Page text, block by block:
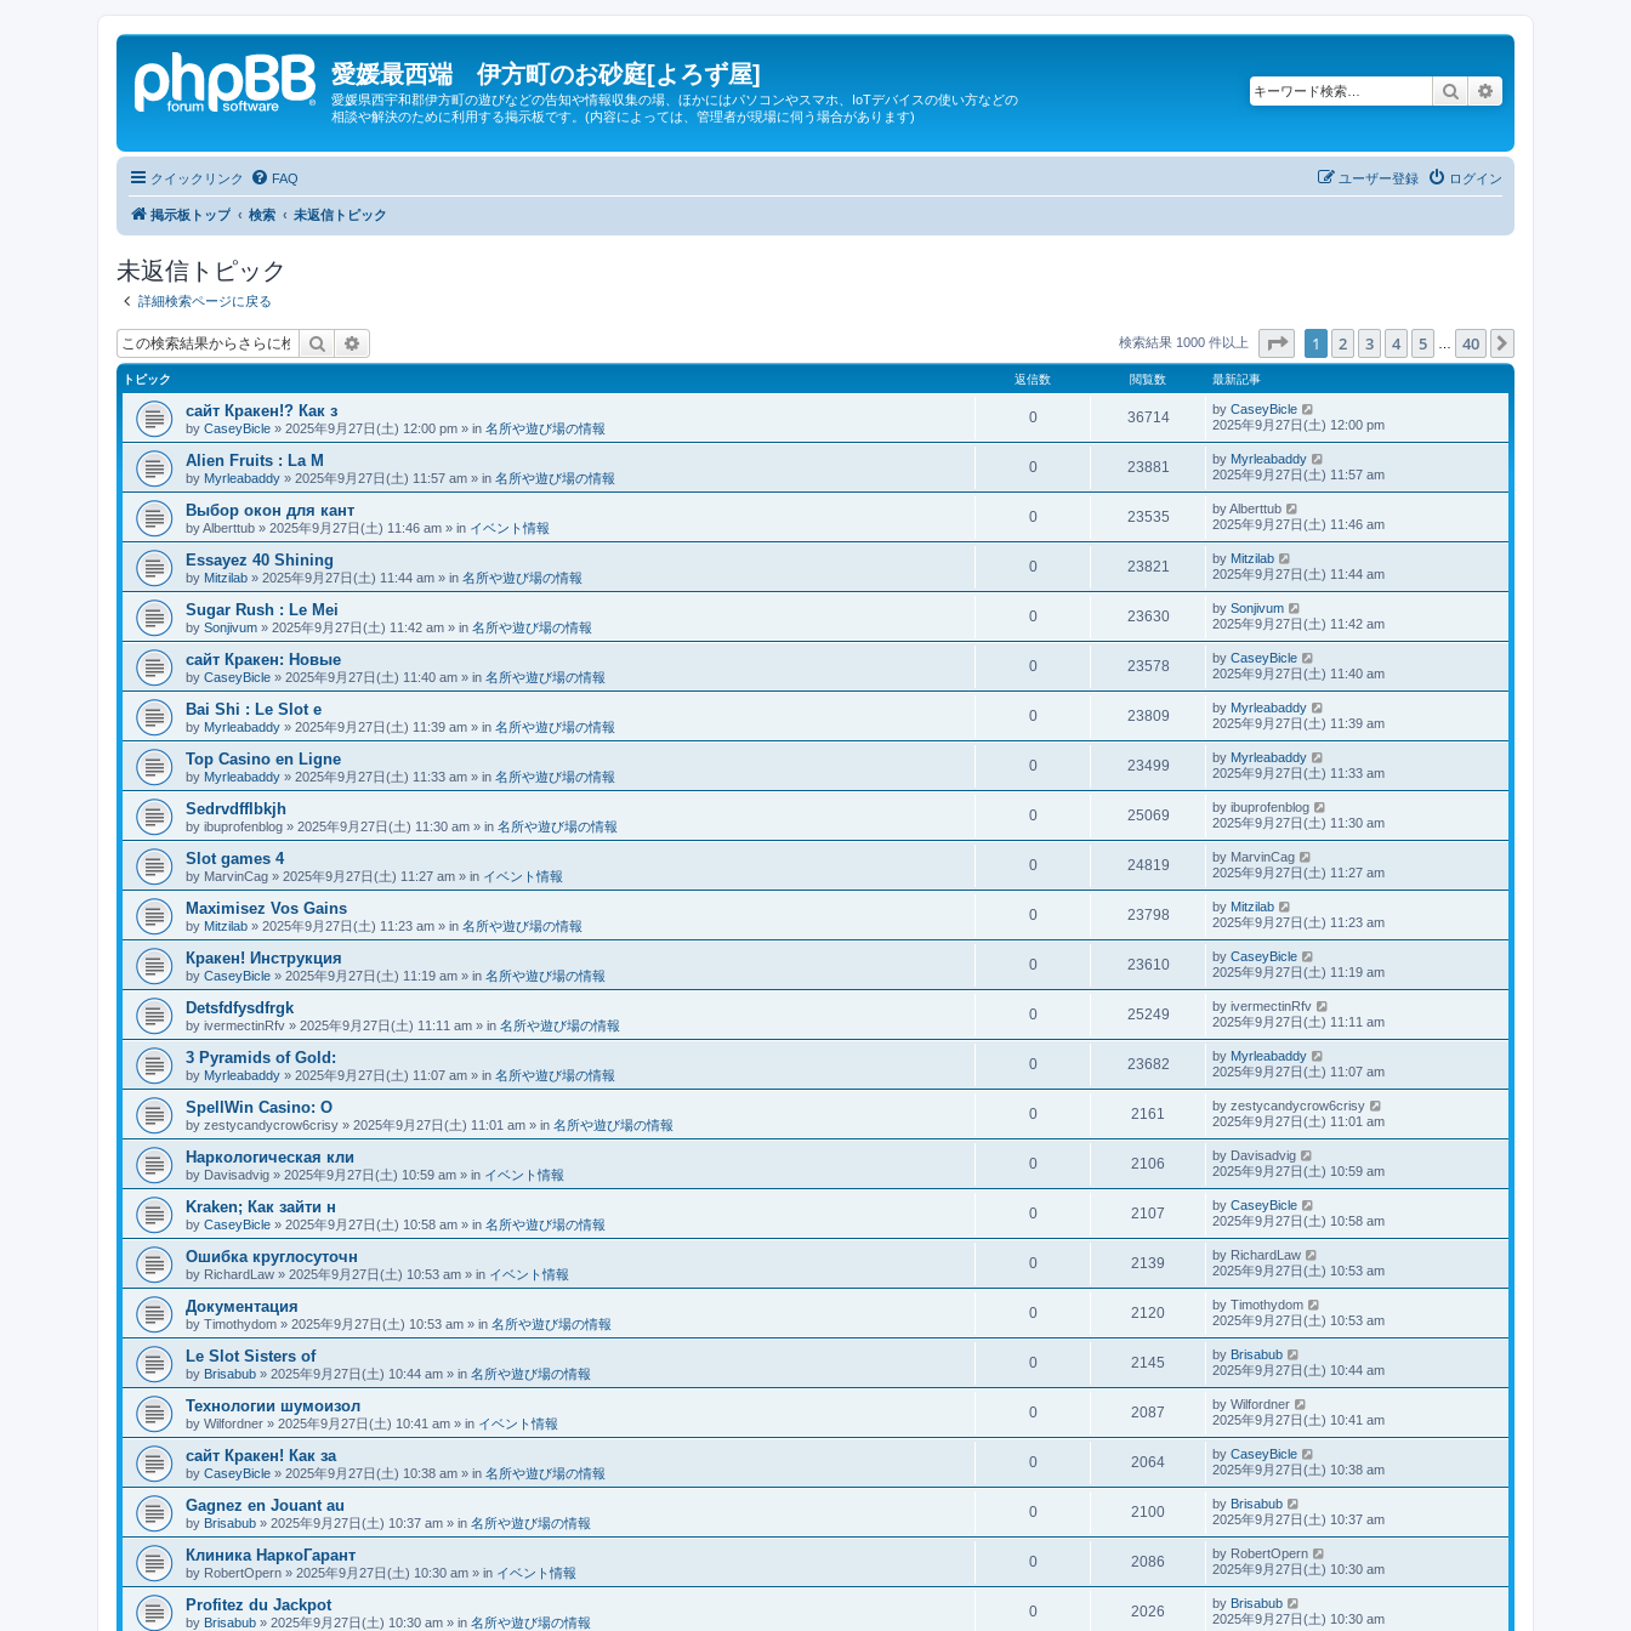
愛媛最西端 伊方町のお砂庭[よろず屋]
愛媛県西宇和郡伊方町の遊びなどの告知や情報収集の場、ほかにはパソコンやスマホ、IoTデバイスの使い方などの
相談や解決のために利用する掲示板です。(内容によっては、管理者が現場に伺う場合があります)
検索
クイックリンク FAQ ログイン
ユーザー登録
掲示板トップ 検索 未返信トピック
未返信トピック
詳細検索ページに戻る
検索 検索結果 1000 件以上 ページ 1 ／40
1 2 3 4 5 40
トピック 返信数 閲覧数 最新記事
сайт Кракен!? Как з
by CaseyBicle » 2025年9月27日(土) 12:00 pm » in 名所や遊び場の情報
0 36714 by CaseyBicle
2025年9月27日(土) 12:00 pm
Alien Fruits : La M
by Myrleabaddy » 2025年9月27日(土) 11:57 am » in 名所や遊び場の情報
0 23881 by Myrleabaddy
2025年9月27日(土) 11:57 am
Выбор окон для кант
byAlberttub » 2025年9月27日(土) 11:46 am » in イベント情報
0 23535 byAlberttub
2025年9月27日(土) 11:46 am
Essayez 40 Shining
by Mitzilab » 2025年9月27日(土) 11:44 am » in 名所や遊び場の情報
0 23821 by Mitzilab
2025年9月27日(土) 11:44 am
Sugar Rush : Le Mei
by Sonjivum » 2025年9月27日(土) 11:42 am » in 名所や遊び場の情報
0 23630 by Sonjivum
2025年9月27日(土) 11:42 am
сайт Кракен: Новые
by CaseyBicle » 2025年9月27日(土) 11:40 am » in 名所や遊び場の情報
0 23578 by CaseyBicle
2025年9月27日(土) 11:40 am
Bai Shi : Le Slot e
by Myrleabaddy » 2025年9月27日(土) 11:39 am » in 名所や遊び場の情報
0 23809 by Myrleabaddy
2025年9月27日(土) 11:39 am
Top Casino en Ligne
by Myrleabaddy » 2025年9月27日(土) 11:33 am » in 名所や遊び場の情報
0 23499 by Myrleabaddy
2025年9月27日(土) 11:33 am
Sedrvdfflbkjh
by ibuprofenblog » 2025年9月27日(土) 11:30 am » in 名所や遊び場の情報
0 25069 by ibuprofenblog
2025年9月27日(土) 11:30 am
Slot games 4
by MarvinCag » 2025年9月27日(土) 11:27 am » in イベント情報
0 24819 by MarvinCag
2025年9月27日(土) 11:27 am
Maximisez Vos Gains
by Mitzilab » 2025年9月27日(土) 11:23 am » in 名所や遊び場の情報
0 23798 by Mitzilab
2025年9月27日(土) 11:23 am
Кракен! Инструкция
by CaseyBicle » 2025年9月27日(土) 11:19 am » in 名所や遊び場の情報
0 23610 by CaseyBicle
2025年9月27日(土) 11:19 am
Detsfdfysdfrgk
by ivermectinRfv » 2025年9月27日(土) 11:11 am » in 名所や遊び場の情報
0 25249 by ivermectinRfv
2025年9月27日(土) 11:11 am
3 Pyramids of Gold:
by Myrleabaddy » 2025年9月27日(土) 11:07 am » in 名所や遊び場の情報
0 23682 by Myrleabaddy
2025年9月27日(土) 11:07 am
SpellWin Casino: O
by zestycandycrow6crisy » 2025年9月27日(土) 11:01 am » in 名所や遊び場の情報
0 2161 by zestycandycrow6crisy
2025年9月27日(土) 11:01 am
Наркологическая кли
by Davisadvig » 2025年9月27日(土) 10:59 am » in イベント情報
0 2106 by Davisadvig
2025年9月27日(土) 10:59 am
Kraken; Как зайти н
by CaseyBicle » 2025年9月27日(土) 10:58 am » in 名所や遊び場の情報
0 2107 by CaseyBicle
2025年9月27日(土) 10:58 am
Ошибка круглосуточн
by RichardLaw » 2025年9月27日(土) 10:53 am » in イベント情報
0 2139 by RichardLaw
2025年9月27日(土) 10:53 am
Документация
by Timothydom » 2025年9月27日(土) 10:53 am » in 名所や遊び場の情報
0 2120 by Timothydom
2025年9月27日(土) 10:53 am
Le Slot Sisters of
by Brisabub » 2025年9月27日(土) 10:44 am » in 名所や遊び場の情報
0 2145 by Brisabub
2025年9月27日(土) 10:44 am
Технологии шумоизол
by Wilfordner » 2025年9月27日(土) 10:41 am » in イベント情報
0 2087 by Wilfordner
2025年9月27日(土) 10:41 am
сайт Кракен! Как за
by CaseyBicle » 2025年9月27日(土) 10:38 am » in 名所や遊び場の情報
0 2064 by CaseyBicle
2025年9月27日(土) 10:38 am
Gagnez en Jouant au
by Brisabub » 2025年9月27日(土) 10:37 am » in 名所や遊び場の情報
0 2100 by Brisabub
2025年9月27日(土) 10:37 am
Клиника НаркоГарант
by RobertOpern » 2025年9月27日(土) 10:30 am » in イベント情報
0 2086 by RobertOpern
2025年9月27日(土) 10:30 am
Profitez du Jackpot
by Brisabub » 2025年9月27日(土) 10:30 am » in 名所や遊び場の情報
0 2026 by Brisabub
2025年9月27日(土) 10:30 am